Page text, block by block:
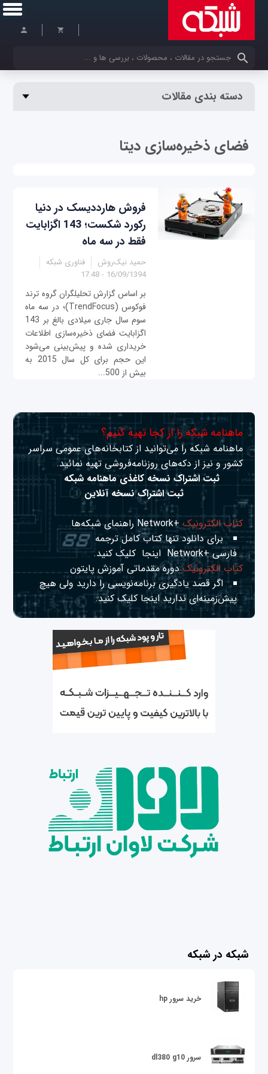
کلمات کلیدی خود را وارد کنید
دسته بندی مقالات
فضای ذخیره‌سازی دیتا
فروش هارددیسک در دنیا
رکورد شکست؛ 143 اگزابایت
فقط در سه ماه
حمید نیک‌روش
فناوری شبکه
16/09/1394 - 17:48
بر اساس گزارش تحلیلگران گروه ترند
فوکوس (TrendFocus)؛ در سه ماه
سوم سال جاری میلادی بالغ بر 143
اگزابایت فضای ذخیره‌سازی اطلاعات
خریداری شده و پیش‌بینی می‌شود
این حجم برای کل سال 2015 به
بیش از 500...
ماهنامه شبکه را از کجا تهیه کنیم؟
ماهنامه شبکه را می‌توانید از کتابخانه‌های عمومی سراسر
کشور و نیز از دکه‌های روزنامه‌فروشی تهیه نمائید.
ثبت اشتراک نسخه کاغذی ماهنامه شبکه
ثبت اشتراک نسخه آنلاین
کتاب الکترونیک+Network راهنمای شبکه‌ها
برای دانلود تنها کتاب کامل ترجمه
فارسی +Network
اینجا کلیک کنید.
کتاب الکترونیکدوره مقدماتی آموزش پایتون
اگر قصد یادگیری برنامه‌نویسی را دارید ولی هیچ
پیش‌زمینه‌ای نداریداینجا کلیک کنید.
شبکه در شبکه
خرید سرور hp
سرور dl380 g10